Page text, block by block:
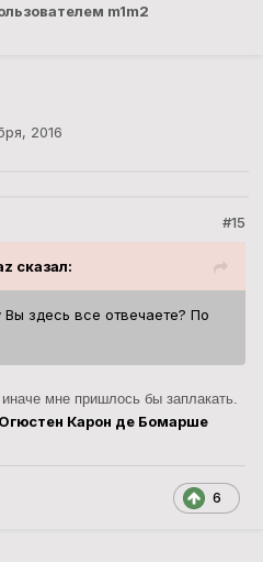
m1m2
2016
#15
сказал:
здесь все отвечаете? По
иначе мне пришлось бы заплакать.
де Бомарше
6